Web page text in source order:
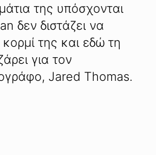
της υπόσχονται
δεν διστάζει να
της και εδώ τη
για τον
Jared Thomas.